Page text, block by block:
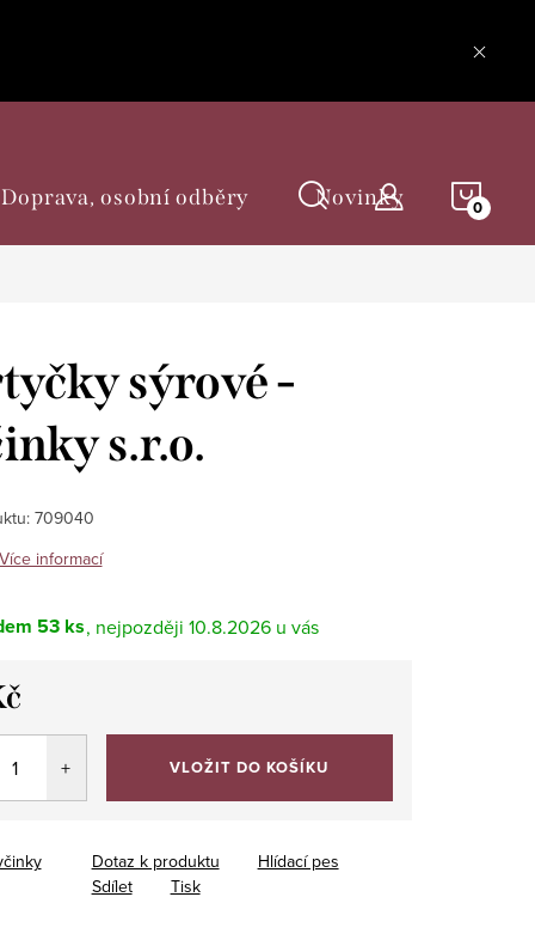
Doprava, osobní odběry Novinky
sýrové -
s.r.o.
709040
Více informací
53 ks 10.8.2026
VLOŽIT DO KOŠÍKU
Tisk
Dotaz k produktu
Hlídací pes
Sdílet